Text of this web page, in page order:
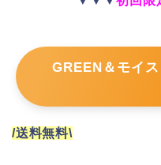
GREEN＆モイ
/送料無料\